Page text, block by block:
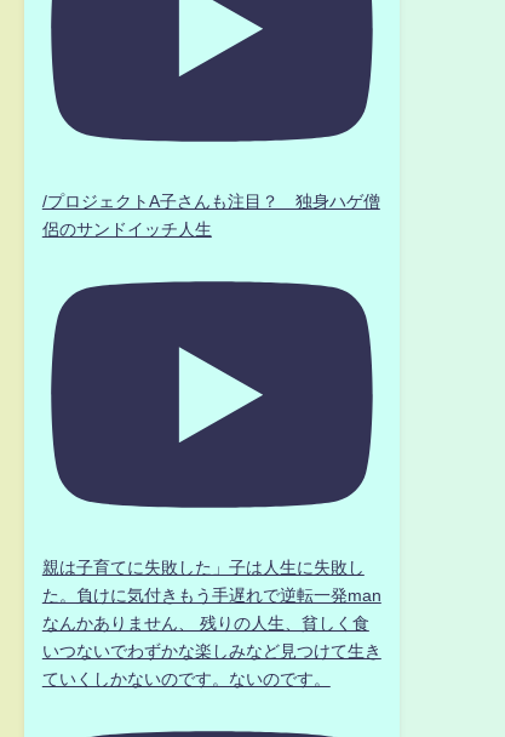
/プロジェクトA子さんも注目？ 独身ハゲ僧
侶のサンドイッチ人生
親は子育てに失敗した」子は人生に失敗し
た。負けに気付きもう手遅れで逆転一発man
なんかありません、 残りの人生、貧しく食
いつないでわずかな楽しみなど見つけて生き
ていくしかないのです。ないのです。